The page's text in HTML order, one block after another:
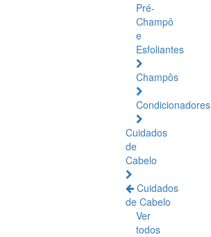
Pré-
Champô
e
Esfoliantes
Champôs
Condicionadores
Cuidados
de
Cabelo
Cuidados
de Cabelo
Ver
todos